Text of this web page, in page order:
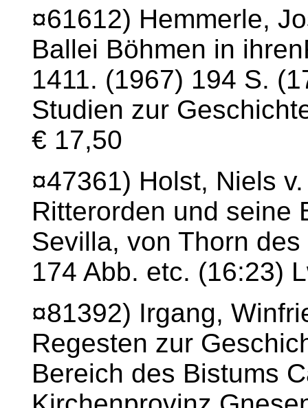
¤61612) Hemmerle,
Ballei Böhmen in
1411. (1967) 194 S.
Studien zur
€ 17,50
¤47361) Holst, Niels
Ritterorden und seine
Sevilla, von Thorn
174 Abb. etc. (16:23)
¤81392) Irgang,
Regesten zur
Bereich des Bistums